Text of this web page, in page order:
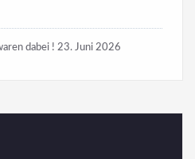
dabei ! 23. Juni 2026